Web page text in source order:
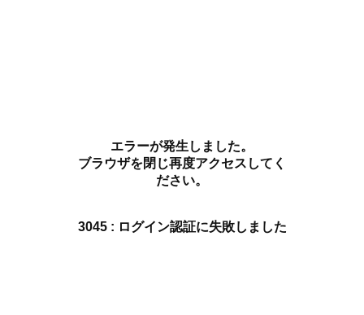
エラーが発生しました。
ブラウザを閉じ再度アクセスしてく
ださい。
3045 : ログイン認証に失敗しました